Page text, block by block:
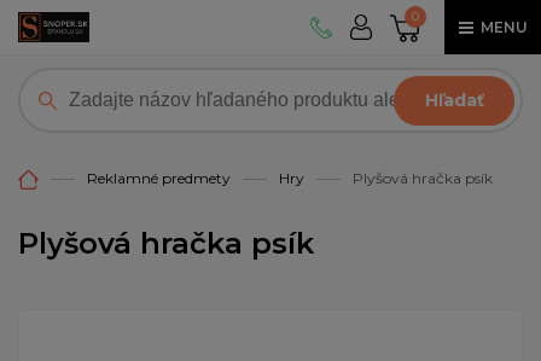
0
MENU
Hľadať
Reklamné predmety Hry Plyšová hračka psík
Plyšová hračka psík